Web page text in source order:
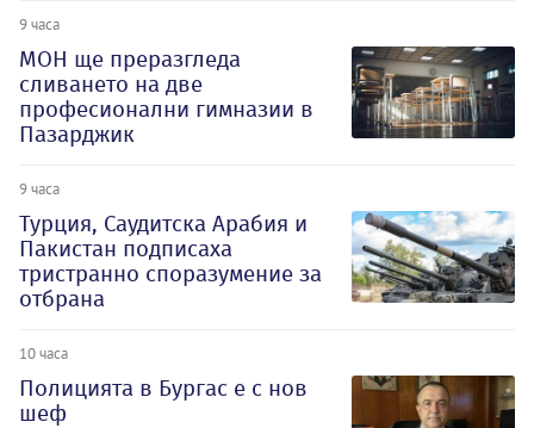
9 часа
МОН ще преразгледа
сливането на две
професионални гимназии в
Пазарджик
9 часа
Турция, Саудитска Арабия и
Пакистан подписаха
тристранно споразумение за
отбрана
10 часа
Полицията в Бургас е с нов
шеф